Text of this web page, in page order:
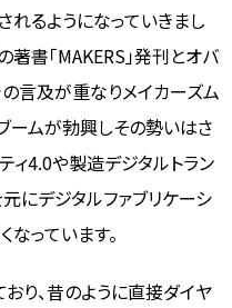
るようになっていきまし
著書「MAKERS」発刊とオバ
言及が重なりメイカーズム
ームが勃興しその勢いはさ
ィ4.0や製造デジタルトラン
にデジタルファブリケーシ
なっています。
り、昔のように直接ダイヤ